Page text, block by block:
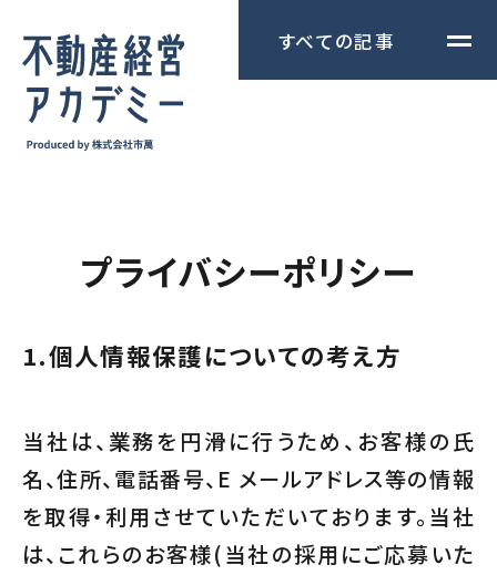
すべての記事
プライバシーポリシー
1.個人情報保護についての考え方
当社は、業務を円滑に行うため、お客様の氏
名、住所、電話番号、E メールアドレス等の情報
を取得・利用させていただいております。当社
は、これらのお客様(当社の採用にご応募いた